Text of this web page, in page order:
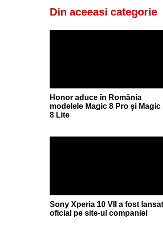
Din aceeasi categorie
Honor aduce în România
modelele Magic 8 Pro și Magic
8 Lite
Sony Xperia 10 VII a fost lansat
oficial pe site-ul companiei